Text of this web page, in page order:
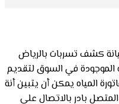
كشف تسربات بالرياض
الموجودة في السوق لتقديم
المياه يمكن أن يتبين أنة
بادر بالاتصال علي